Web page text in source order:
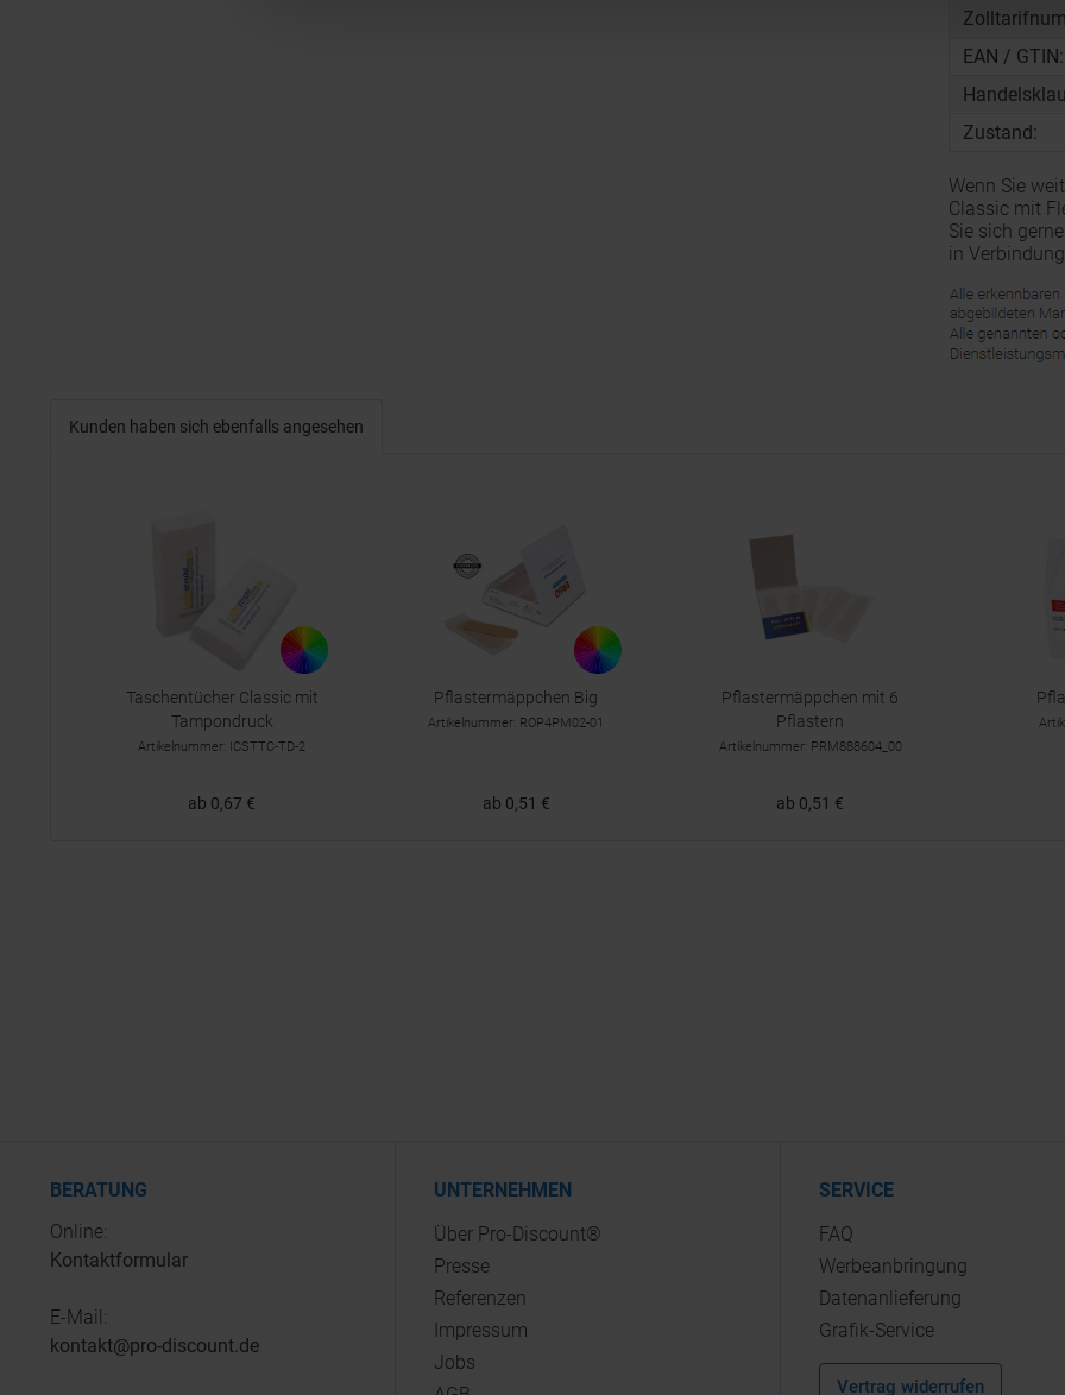
EAN / GTIN:
Zustand:
Wenn Sie
Classic mit
Sie sich
in
Kunden haben sich ebenfalls angesehen
Taschentücher Classic mit
Tampondruck
Artikelnummer: ICSTTC-TD-2
ab 0,67 €
Pflastermäppchen Big
Artikelnummer: ROP4PM02-01
ab 0,51 €
Pflastermäppchen mit 6
Pflastern
Artikelnummer: PRM888604_00
ab 0,51 €
BERATUNG
Online:
Kontaktformular
E-Mail:
kontakt@pro-discount.de
UNTERNEHMEN
Über Pro-Discount®
Presse
Referenzen
Impressum
Jobs
SERVICE
FAQ
Werbeanbringung
Datenanlieferung
Grafik-Service
Vertrag widerrufen